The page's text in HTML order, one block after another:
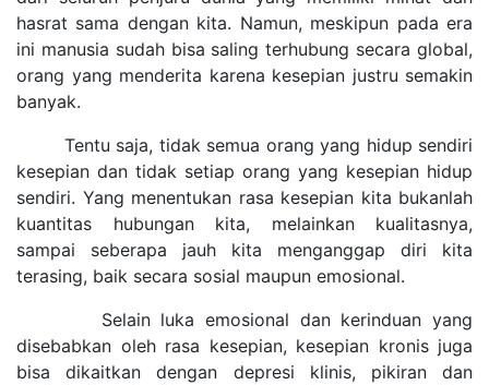
hasrat sama dengan kita. Namun, meskipun pada era
ini manusia sudah bisa saling terhubung secara global,
orang yang menderita karena kesepian justru semakin
banyak.
Tentu saja, tidak semua orang yang hidup sendiri
kesepian dan tidak setiap orang yang kesepian hidup
sendiri. Yang menentukan rasa kesepian kita bukanlah
kuantitas hubungan kita, melainkan kualitasnya,
sampai seberapa jauh kita menganggap diri kita
terasing, baik secara sosial maupun emosional.
Selain luka emosional dan kerinduan yang
disebabkan oleh rasa kesepian, kesepian kronis juga
bisa dikaitkan dengan depresi klinis, pikiran dan